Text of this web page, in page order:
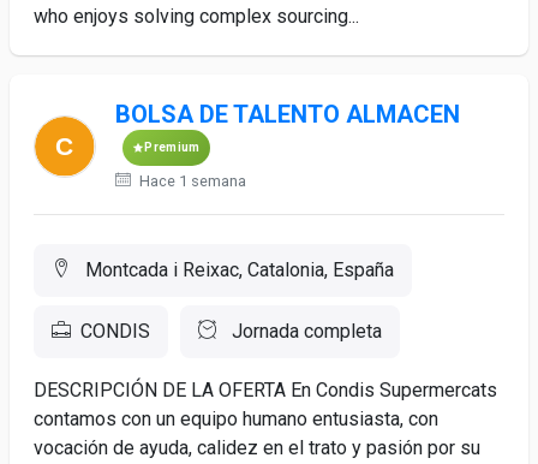
who enjoys solving complex sourcing...
BOLSA DE TALENTO ALMACEN
Premium
Hace 1 semana
Montcada i Reixac, Catalonia, España
CONDIS Jornada completa
DESCRIPCIÓN DE LA OFERTA En Condis Supermercats
contamos con un equipo humano entusiasta, con
vocación de ayuda, calidez en el trato y pasión por su